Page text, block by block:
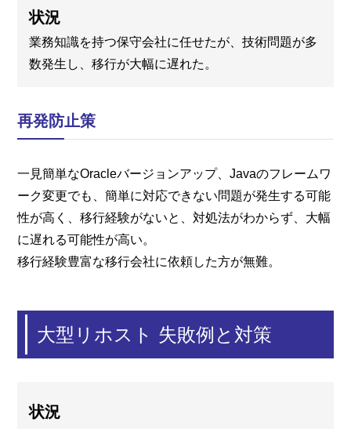
状況
業務知識を持つ保守会社に任せたが、技術問題が多
数発生し、移行が大幅に遅れた。
再発防止策
一見簡単なOracleバージョンアップ、Javaのフレームワ
ーク変更でも、簡単に対応できない問題が発生する可能
性が高く、移行経験がないと、対処法がわからず、大幅
に遅れる可能性が高い。
移行経験豊富な移行会社に依頼した方が無難。
大型リホスト 失敗例と対策
状況